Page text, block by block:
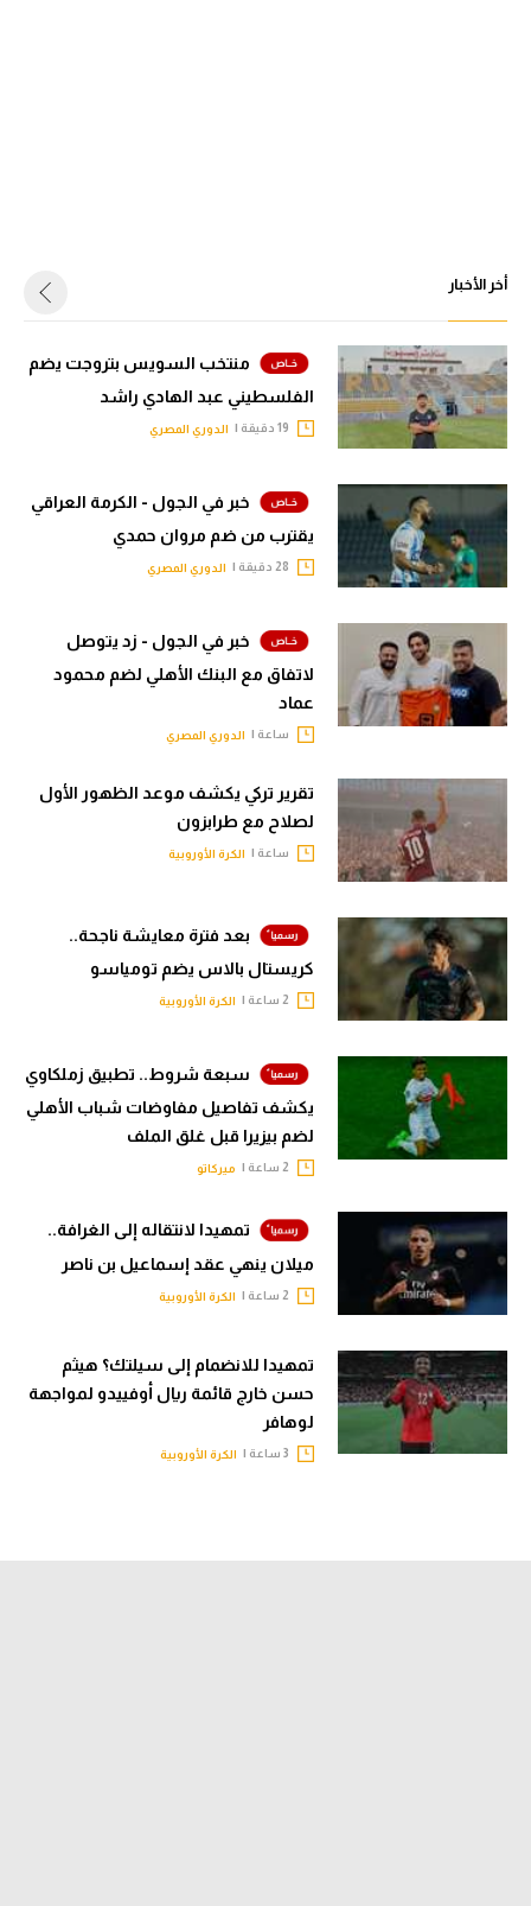
أخر الأخبار
منتخب السويس بتروجت يضم
الفلسطيني عبد الهادي راشد
الدوري المصري
خبر في الجول - الكرمة العراقي
يقترب من ضم مروان حمدي
الدوري المصري
خبر في الجول - زد يتوصل
لاتفاق مع البنك الأهلي لضم محمود
عماد
ساعة | الدوري المصري
تقرير تركي يكشف موعد الظهور الأول
لصلاح مع طرابزون
ساعة | الكرة الأوروبية
بعد فترة معايشة ناجحة..
كريستال بالاس يضم تومياسو
الكرة الأوروبية
سبعة شروط.. تطبيق زملكاوي
يكشف تفاصيل مفاوضات شباب الأهلي
لضم بيزيرا قبل غلق الملف
ميركاتو
تمهيدا لانتقاله إلى الغرافة..
ميلان ينهي عقد إسماعيل بن ناصر
الكرة الأوروبية
تمهيدا للانضمام إلى سيلتك؟ هيثم
حسن خارج قائمة ريال أوفييدو لمواجهة
لوهافر
الكرة الأوروبية